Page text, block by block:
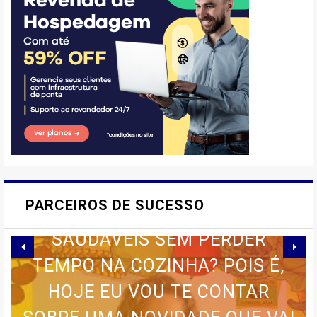
PARCEIROS DE SUCESSO
E-BOOK MARKETING POLÍTICO
'Emprego'
E AÍ, PESSOAL! VOCÊ JÁ
IMAGINOU PODER SABOREAR
REFEIÇÕES DELICIOSAS E
SAUDÁVEIS ​​SEM PERDER
TEMPO NA COZINHA? POIS É,
HOJE EU VOU TE CONTAR